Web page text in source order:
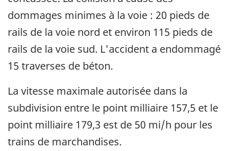
dommages minimes à la voie : 20 pieds de
rails de la voie nord et environ 115 pieds de
rails de la voie sud. L'accident a endommagé
15 traverses de béton.
La vitesse maximale autorisée dans la
subdivision entre le point milliaire 157,5 et le
point milliaire 179,3 est de 50 mi/h pour les
trains de marchandises.